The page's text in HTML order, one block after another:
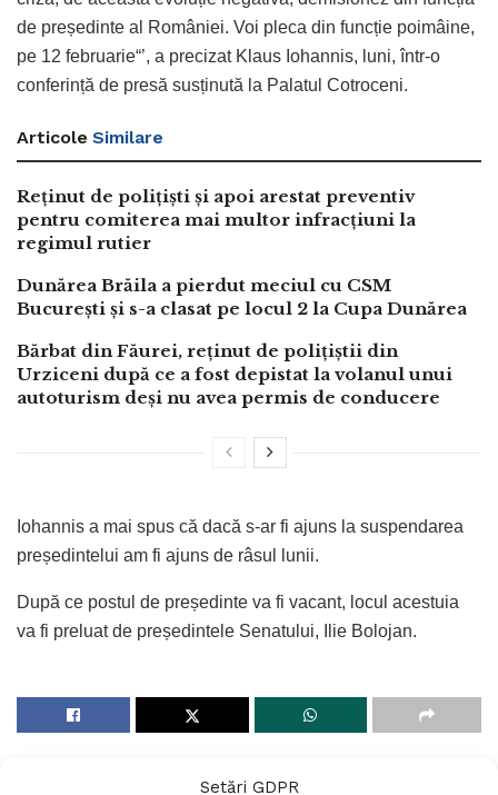
Setări GDPR
de președinte al României. Voi pleca din funcție poimâine,
pe 12 februarie“’, a precizat Klaus Iohannis, luni, într-o
conferință de presă susținută la Palatul Cotroceni.
Articole Similare
Reținut de polițiști și apoi arestat preventiv
pentru comiterea mai multor infracțiuni la
regimul rutier
Dunărea Brăila a pierdut meciul cu CSM
București și s-a clasat pe locul 2 la Cupa Dunărea
Bărbat din Făurei, reținut de polițiștii din
Urziceni după ce a fost depistat la volanul unui
autoturism deși nu avea permis de conducere
Iohannis a mai spus că dacă s-ar fi ajuns la suspendarea
președintelui am fi ajuns de râsul lunii.
După ce postul de președinte va fi vacant, locul acestuia
va fi preluat de președintele Senatului, Ilie Bolojan.